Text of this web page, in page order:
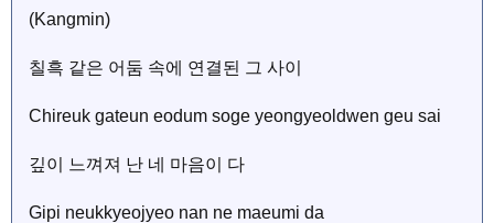
(Kangmin)
칠흑 같은 어둠 속에 연결된 그 사이
Chireuk gateun eodum soge yeongyeoldwen geu sai
깊이 느껴져 난 네 마음이 다
Gipi neukkyeojyeo nan ne maeumi da